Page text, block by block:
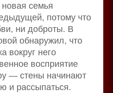
семья
потому что
ни доброты. В
обнаружил, что
вокруг него
восприятие
— стены начинают
и рассыпаться.